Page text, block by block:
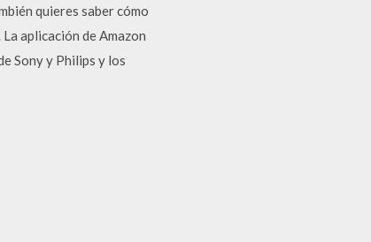
quieres saber cómo
aplicación de Amazon
Sony y Philips y los